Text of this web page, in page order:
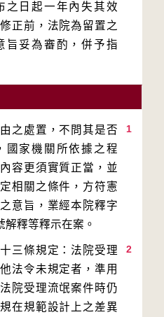
之日起一年內失其效
正前，法院為留置之
旨妥為審酌，併予指
1
處置，不問其是否
國家機關所依據之程
容更須實質正當，並
相關之條件，方符憲
意旨，業經本院釋字
2
條規定：法院受理
法令未規定者，準用
院受理流氓案件時仍
在規範設計上之差異